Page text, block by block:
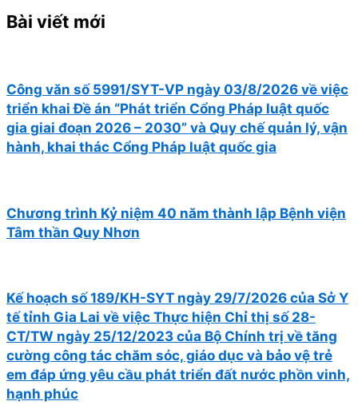
Bài viết mới
Công văn số 5991/SYT-VP ngày 03/8/2026 về việc
triển khai Đề án “Phát triển Cổng Pháp luật quốc
gia giai đoạn 2026 – 2030” và Quy chế quản lý, vận
hành, khai thác Cổng Pháp luật quốc gia
Chương trình Kỷ niệm 40 năm thành lập Bệnh viện
Tâm thần Quy Nhơn
Kế hoạch số 189/KH-SYT ngày 29/7/2026 của Sở Y
tế tỉnh Gia Lai về việc Thực hiện Chỉ thị số 28-
CT/TW ngày 25/12/2023 của Bộ Chính trị về tăng
cường công tác chăm sóc, giáo dục và bảo vệ trẻ
em đáp ứng yêu cầu phát triển đất nước phồn vinh,
hạnh phúc